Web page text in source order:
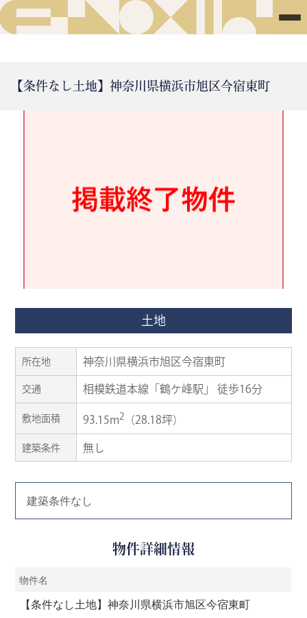
【条件なし土地】神奈川県横浜市旭区今宿東町
土地
所在地 神奈川県横浜市旭区今宿東町
交通 相模鉄道本線「鶴ケ峰駅」 徒歩16分
敷地面積 93.15m2 （28.18坪）
建築条件 無し
建築条件なし
物件詳細情報
物件名
【条件なし土地】神奈川県横浜市旭区今宿東町